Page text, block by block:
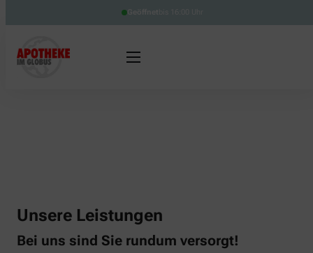
Geöffnet
Unsere Leistungen
Bei uns sind Sie rundum versorgt!